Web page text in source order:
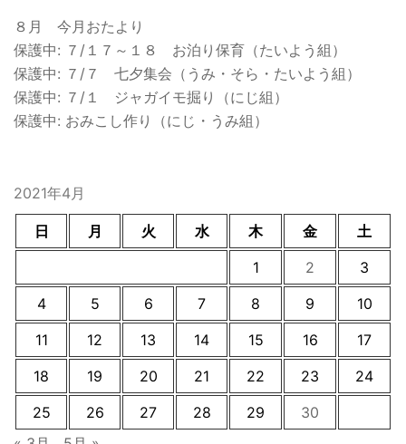
８月 今月おたより
保護中: ７/１７～１８ お泊り保育（たいよう組）
保護中: ７/７ 七夕集会（うみ・そら・たいよう組）
保護中: ７/１ ジャガイモ掘り（にじ組）
保護中: おみこし作り（にじ・うみ組）
2021年4月
日 月 火 水 木 金
土
1
2
3
4
5 6 7 8 9
10
11
12 13 14 15 16
17
18
19 20 21 22 23
24
25
26 27 28 29
30